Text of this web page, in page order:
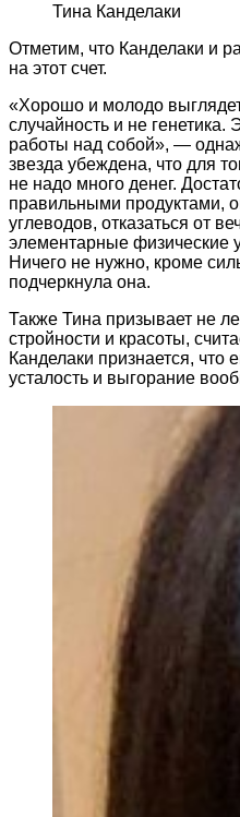
Тина Канделаки
Отметим, что Канделаки и
на этот счет.
«Хорошо и молодо
случайность и не генетика.
работы над собой», —
звезда убеждена, что для
не надо много денег.
правильными продуктами,
углеводов, отказаться от
элементарные физические
Ничего не нужно, кроме
подчеркнула она.
Также Тина призывает не
стройности и красоты,
Канделаки признается, что
усталость и выгорание